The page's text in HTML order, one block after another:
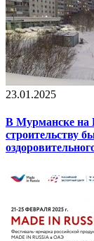
23.01.2025
В Мурманске на
строительству